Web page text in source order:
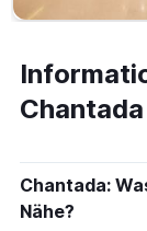
Chantada
Chantada:
Nähe?